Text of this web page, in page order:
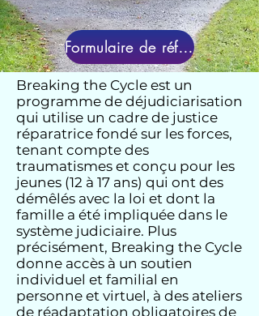
Formulaire de référence
Breaking the Cycle est un
programme de déjudiciarisation
qui utilise un cadre de justice
réparatrice fondé sur les forces,
tenant compte des
traumatismes et conçu pour les
jeunes (12 à 17 ans) qui ont des
démêlés avec la loi et dont la
famille a été impliquée dans le
système judiciaire. Plus
précisément, Breaking the Cycle
donne accès à un soutien
individuel et familial en
personne et virtuel, à des ateliers
de réadaptation obligatoires de